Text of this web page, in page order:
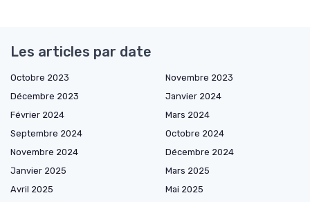
Les articles par date
Octobre 2023
Novembre 2023
Décembre 2023
Janvier 2024
Février 2024
Mars 2024
Septembre 2024
Octobre 2024
Novembre 2024
Décembre 2024
Janvier 2025
Mars 2025
Avril 2025
Mai 2025